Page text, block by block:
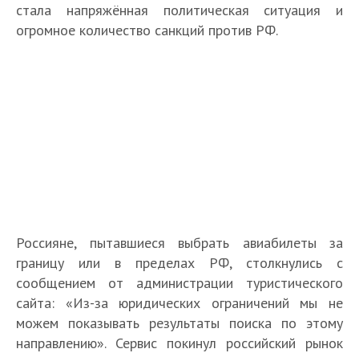
стала напряжённая политическая ситуация и
огромное количество санкций против РФ.
Россияне, пытавшиеся выбрать авиабилеты за
границу или в пределах РФ, столкнулись с
сообщением от администрации туристического
сайта: «Из-за юридических ограничений мы не
можем показывать результаты поиска по этому
направлению». Сервис покинул российский рынок